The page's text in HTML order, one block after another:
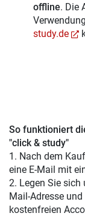
offline. Die
study.de
So funktioniert
"click & study"
1. Nach dem
eine E-Mail mit
2. Legen Sie sich
Mail-Adresse
kostenfreien